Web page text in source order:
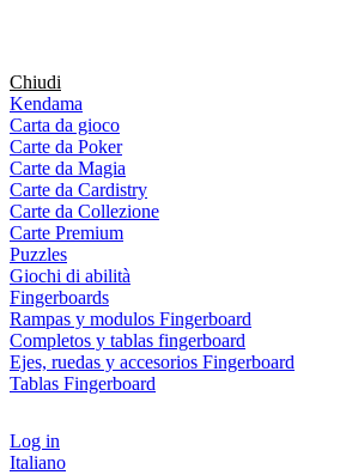
Chiudi
Kendama
Carta da gioco
Carte da Poker
Carte da Magia
Carte da Cardistry
Carte da Collezione
Carte Premium
Puzzles
Giochi di abilità
Fingerboards
Rampas y modulos Fingerboard
Completos y tablas fingerboard
Ejes, ruedas y accesorios Fingerboard
Tablas Fingerboard
Log in
Italiano